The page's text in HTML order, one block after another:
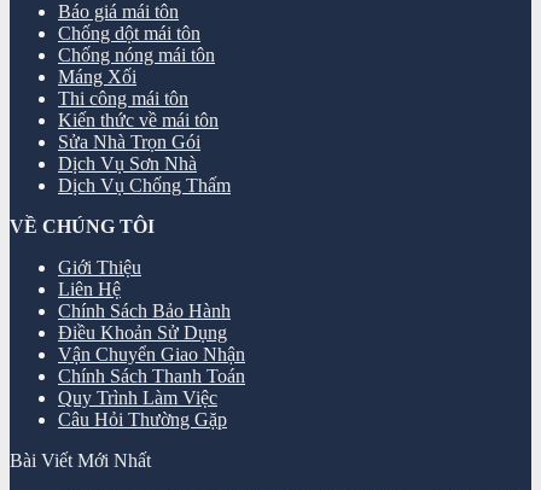
Báo giá mái tôn
Chống dột mái tôn
Chống nóng mái tôn
Máng Xối
Thi công mái tôn
Kiến thức về mái tôn
Sửa Nhà Trọn Gói
Dịch Vụ Sơn Nhà
Dịch Vụ Chống Thấm
VỀ CHÚNG TÔI
Giới Thiệu
Liên Hệ
Chính Sách Bảo Hành
Điều Khoản Sử Dụng
Vận Chuyển Giao Nhận
Chính Sách Thanh Toán
Quy Trình Làm Việc
Câu Hỏi Thường Gặp
Bài Viết Mới Nhất